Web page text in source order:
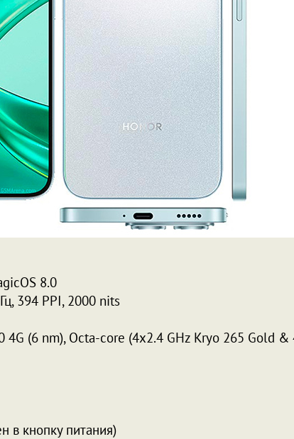
8.0
394 PPI, 2000 nits
4G (6 nm), Octa-core (4x2.4 GHz Kryo 265 Gold &
в кнопку питания)